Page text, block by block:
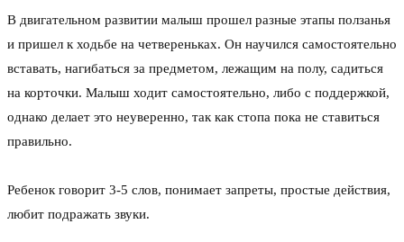
В двигательном развитии малыш прошел разные этапы ползанья
и пришел к ходьбе на четвереньках. Он научился самостоятельно
вставать, нагибаться за предметом, лежащим на полу, садиться
на корточки. Малыш ходит самостоятельно, либо с поддержкой,
однако делает это неуверенно, так как стопа пока не ставиться
правильно.
Ребенок говорит 3-5 слов, понимает запреты, простые действия,
любит подражать звуки.